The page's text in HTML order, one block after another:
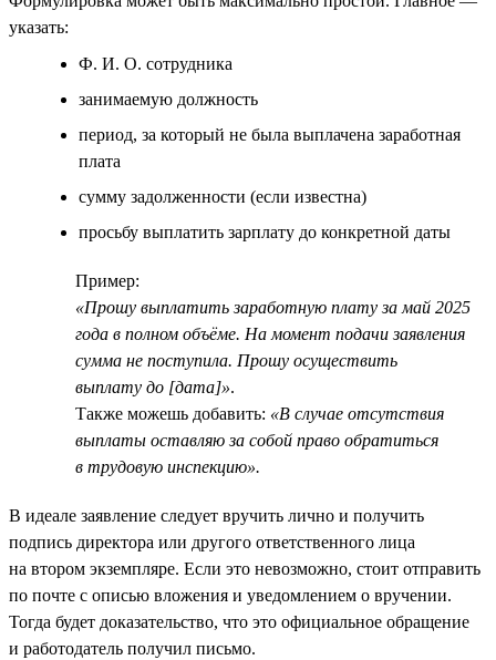
указать:
Ф. И. О. сотрудника
занимаемую должность
период, за который не была выплачена заработная
плата
сумму задолженности (если известна)
просьбу выплатить зарплату до конкретной даты
Пример:
«Прошу выплатить заработную плату за май 2025
года в полном объёме. На момент подачи заявления
сумма не поступила. Прошу осуществить
выплату до [дата]».
Также можешь добавить: «В случае отсутствия
выплаты оставляю за собой право обратиться
в трудовую инспекцию».
В идеале заявление следует вручить лично и получить
подпись директора или другого ответственного лица
на втором экземпляре. Если это невозможно, стоит отправить
по почте с описью вложения и уведомлением о вручении.
Тогда будет доказательство, что это официальное обращение
и работодатель получил письмо.